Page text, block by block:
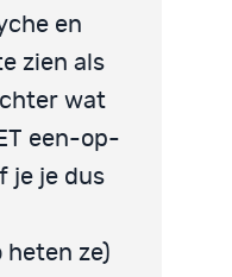
en
zien als
wat
een-op-
je je dus
heten ze)